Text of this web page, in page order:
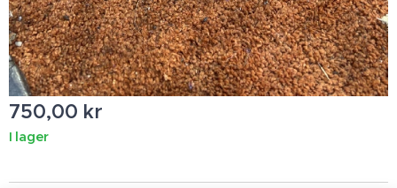
750,00 kr
I lager